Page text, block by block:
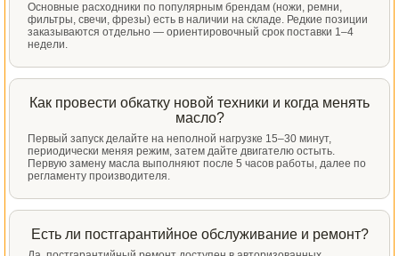
Основные расходники по популярным брендам (ножи, ремни,
фильтры, свечи, фрезы) есть в наличии на складе. Редкие позиции
заказываются отдельно — ориентировочный срок поставки 1–4
недели.
Как провести обкатку новой техники и когда менять
масло?
Первый запуск делайте на неполной нагрузке 15–30 минут,
периодически меняя режим, затем дайте двигателю остыть.
Первую замену масла выполняют после 5 часов работы, далее по
регламенту производителя.
Есть ли постгарантийное обслуживание и ремонт?